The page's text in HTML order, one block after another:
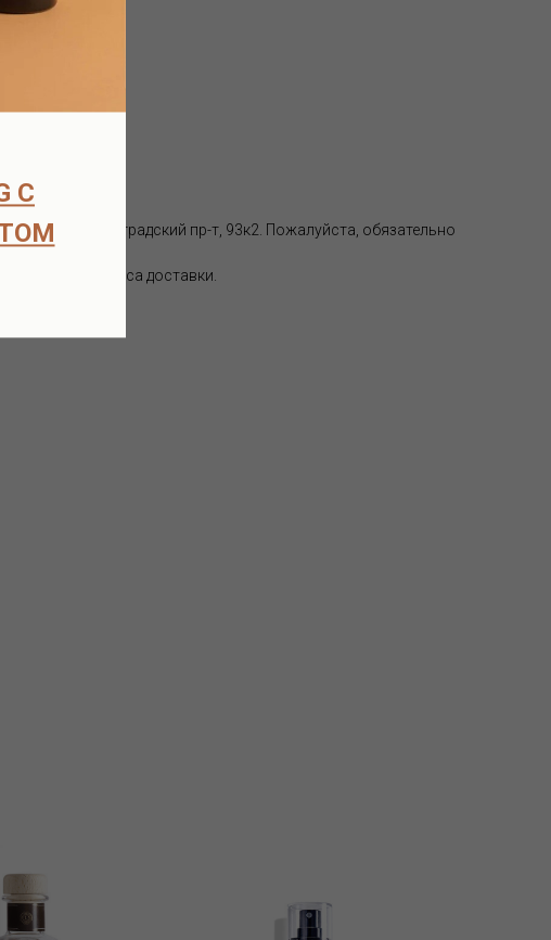
С
на складе):
Волгоградский пр-т, 93к2. Пожалуйста, обязательно
от адреса доставки.